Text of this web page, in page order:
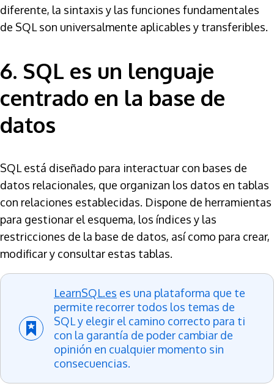
diferente, la sintaxis y las funciones fundamentales
de SQL son universalmente aplicables y transferibles.
6. SQL es un lenguaje
centrado en la base de
datos
SQL está diseñado para interactuar con bases de
datos relacionales, que organizan los datos en tablas
con relaciones establecidas. Dispone de herramientas
para gestionar el esquema, los índices y las
restricciones de la base de datos, así como para crear,
modificar y consultar estas tablas.
LearnSQL.es es una plataforma que te
permite recorrer todos los temas de
SQL y elegir el camino correcto para ti
con la garantía de poder cambiar de
opinión en cualquier momento sin
consecuencias.